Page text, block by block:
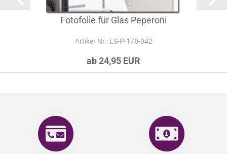
Fotofolie für Glas Peperoni
Artikel‑Nr.: LS-P-178-042
ab 24,95 EUR